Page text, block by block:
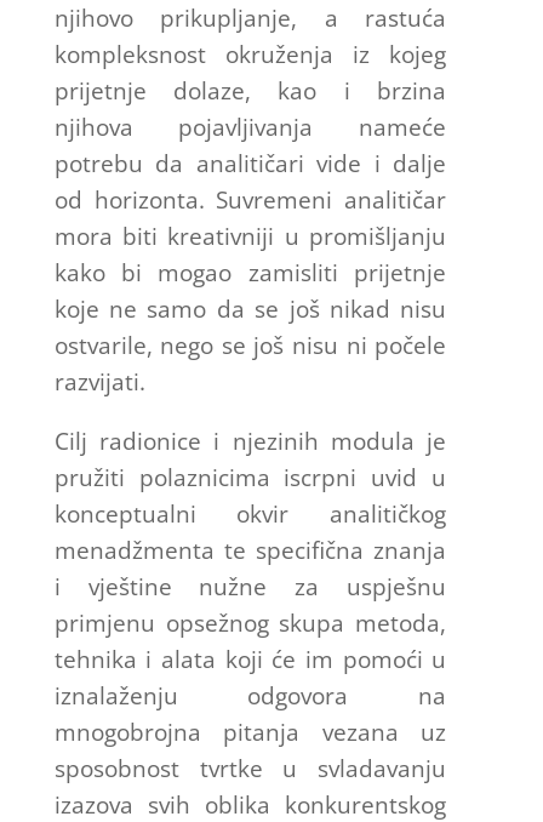
njihovo prikupljanje, a rastuća
kompleksnost okruženja iz kojeg
prijetnje dolaze, kao i brzina
njihova pojavljivanja nameće
potrebu da analitičari vide i dalje
od horizonta. Suvremeni analitičar
mora biti kreativniji u promišljanju
kako bi mogao zamisliti prijetnje
koje ne samo da se još nikad nisu
ostvarile, nego se još nisu ni počele
razvijati.
Cilj radionice i njezinih modula je
pružiti polaznicima iscrpni uvid u
konceptualni okvir analitičkog
menadžmenta te specifična znanja
i vještine nužne za uspješnu
primjenu opsežnog skupa metoda,
tehnika i alata koji će im pomoći u
iznalaženju odgovora na
mnogobrojna pitanja vezana uz
sposobnost tvrtke u svladavanju
izazova svih oblika konkurentskog